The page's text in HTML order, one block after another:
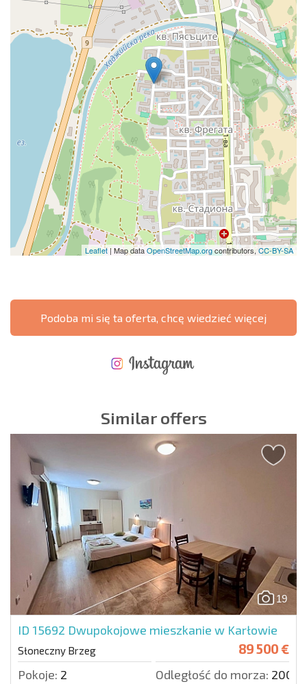
Leaflet| Map dataOpenStreetMap.orgcontributors,CC-BY-SA
Podoba mi się ta oferta, chcę wiedzieć więcej
Similar offers
19
ID 15692 Dwupokojowe mieszkanie w Karłowie
Słoneczny Brzeg 89 500 €
Pokoje: 2 Odległość do morza: 200